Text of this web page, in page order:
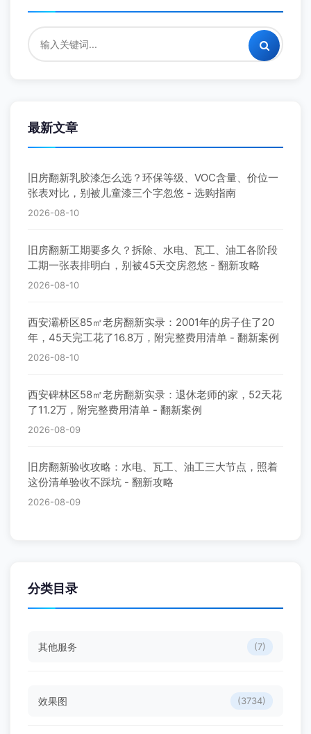
最新文章
旧房翻新乳胶漆怎么选？环保等级、VOC含量、价位一
张表对比，别被儿童漆三个字忽悠 - 选购指南
2026-08-10
旧房翻新工期要多久？拆除、水电、瓦工、油工各阶段
工期一张表排明白，别被45天交房忽悠 - 翻新攻略
2026-08-10
西安灞桥区85㎡老房翻新实录：2001年的房子住了20
年，45天完工花了16.8万，附完整费用清单 - 翻新案例
2026-08-10
西安碑林区58㎡老房翻新实录：退休老师的家，52天花
了11.2万，附完整费用清单 - 翻新案例
2026-08-09
旧房翻新验收攻略：水电、瓦工、油工三大节点，照着
这份清单验收不踩坑 - 翻新攻略
2026-08-09
分类目录
其他服务 (7)
效果图 (3734)